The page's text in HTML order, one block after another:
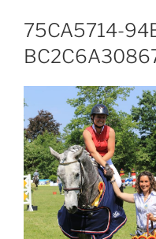
75CA5714-